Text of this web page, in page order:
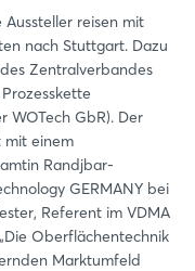
reisen mit
nach Stuttgart. Dazu
Zentralverbandes
WOTech GbR). Der
mit einem
Randjbar-
GERMANY bei
Referent im VDMA
Oberflächentechnik
Marktumfeld